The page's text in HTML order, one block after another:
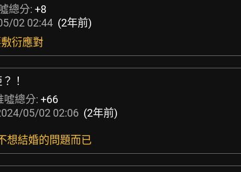
總分: +8
02 02:44 (2年前)
衍應對
！
噓總分: +66
05/02 02:06 (2年前)
想結婚的問題而已